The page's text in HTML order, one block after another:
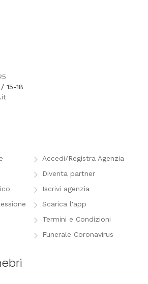
15-18
Accedi/Registra Agenzia
Diventa partner
Iscrivi agenzia
Scarica l'app
Termini e Condizioni
Funerale Coronavirus